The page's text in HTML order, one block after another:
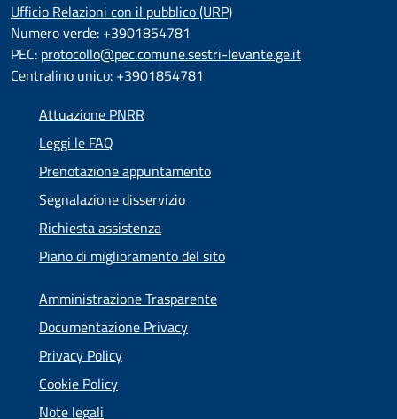
Ufficio Relazioni con il pubblico (URP)
Numero verde: +3901854781
PEC: protocollo@pec.comune.sestri-levante.ge.it
Centralino unico: +3901854781
Attuazione PNRR
Leggi le FAQ
Prenotazione appuntamento
Segnalazione disservizio
Richiesta assistenza
Piano di miglioramento del sito
Amministrazione Trasparente
Documentazione Privacy
Privacy Policy
Cookie Policy
Note legali